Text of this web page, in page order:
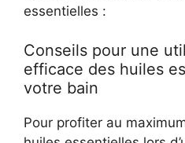
essentielles :
Conseils pour une
efficace des huiles
votre bain
Pour profiter au